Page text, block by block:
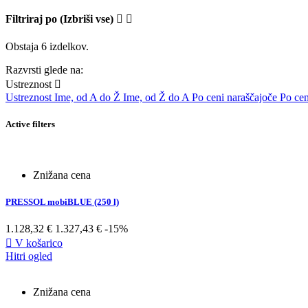
Filtriraj po (Izbriši vse)  
Obstaja 6 izdelkov.
Razvrsti glede na:
Ustreznost 
Ustreznost Ime, od A do Ž Ime, od Ž do A Po ceni naraščajoče Po
Active filters
Znižana cena
PRESSOL mobiBLUE (250 l)
1.128,32 € 1.327,43 € -15%
 V košarico
Hitri ogled
Znižana cena